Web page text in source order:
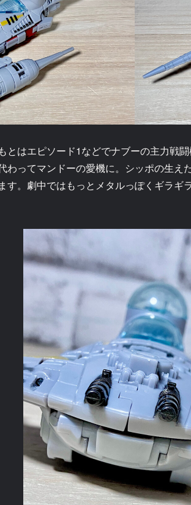
とはエピソード1などでナブーの主力戦
わってマンドーの愛機に。シッポの生え
す。劇中ではもっとメタルっぽくギラギ